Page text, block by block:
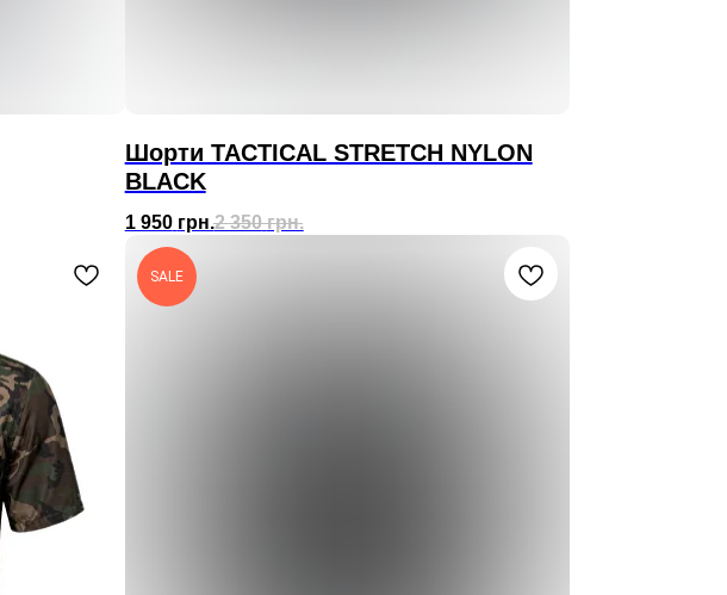
Шорти TACTICAL STRETCH NYLON
BLACK
1 950 грн.2 350 грн.
SALE